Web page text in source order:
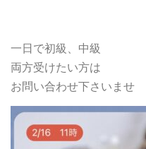
一日で初級、中級
両方受けたい方は
お問い合わせ下さいませ